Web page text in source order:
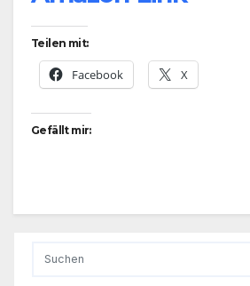
Teilen mit:
Facebook X
Gefällt mir: